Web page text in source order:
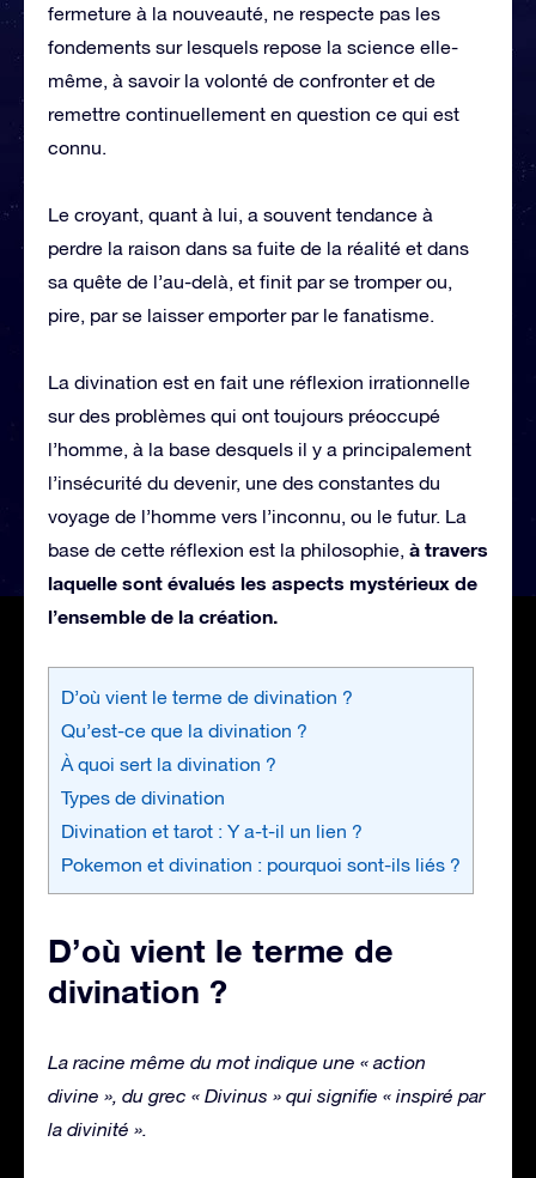
fermeture à la nouveauté, ne respecte pas les
fondements sur lesquels repose la science elle-
même, à savoir la volonté de confronter et de
remettre continuellement en question ce qui est
connu.
Le croyant, quant à lui, a souvent tendance à
perdre la raison dans sa fuite de la réalité et dans
sa quête de l’au-delà, et finit par se tromper ou,
pire, par se laisser emporter par le fanatisme.
La divination est en fait une réflexion irrationnelle
sur des problèmes qui ont toujours préoccupé
l’homme, à la base desquels il y a principalement
l’insécurité du devenir, une des constantes du
voyage de l’homme vers l’inconnu, ou le futur. La
base de cette réflexion est la philosophie, à travers
laquelle sont évalués les aspects mystérieux de
l’ensemble de la création.
D’où vient le terme de divination ?
Qu’est-ce que la divination ?
À quoi sert la divination ?
Types de divination
Divination et tarot : Y a-t-il un lien ?
Pokemon et divination : pourquoi sont-ils liés ?
D’où vient le terme de
divination ?
La racine même du mot indique une « action
divine », du grec « Divinus » qui signifie « inspiré par
la divinité ».